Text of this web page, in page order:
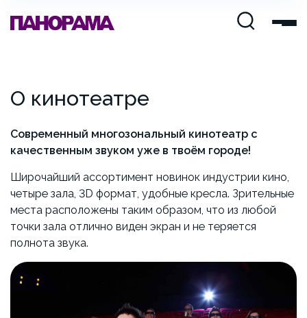
О кинотеатре
Современный многозональный кинотеатр с
качественным звуком уже в твоём городе!
Широчайший ассортимент новинок индустрии кино,
четыре зала, 3D формат, удобные кресла. Зрительные
места расположены таким образом, что из любой
точки зала отлично виден экран и не теряется
полнота звука.